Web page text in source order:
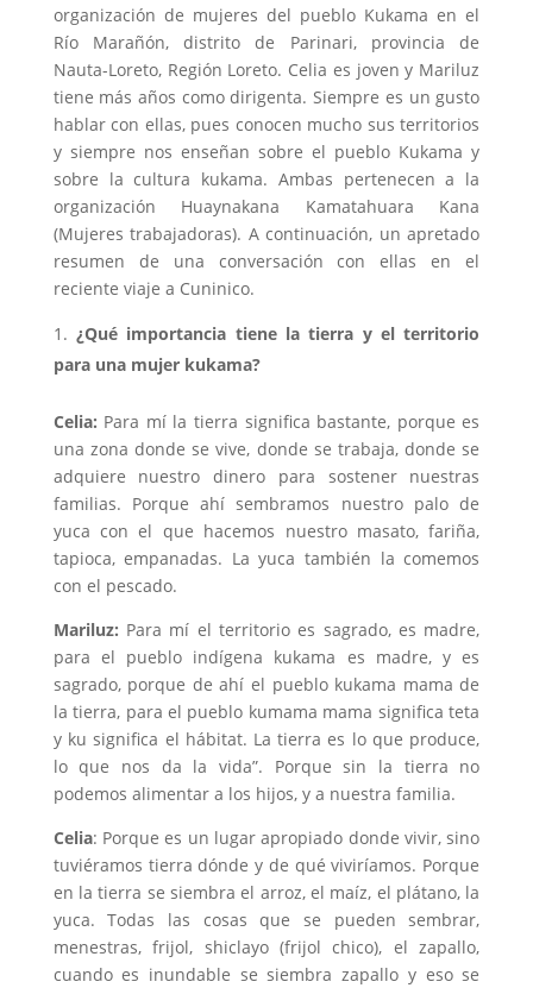
organización de mujeres del pueblo Kukama en el
Río Marañón, distrito de Parinari, provincia de
Nauta-Loreto, Región Loreto. Celia es joven y Mariluz
tiene más años como dirigenta. Siempre es un gusto
hablar con ellas, pues conocen mucho sus territorios
y siempre nos enseñan sobre el pueblo Kukama y
sobre la cultura kukama. Ambas pertenecen a la
organización Huaynakana Kamatahuara Kana
(Mujeres trabajadoras). A continuación, un apretado
resumen de una conversación con ellas en el
reciente viaje a Cuninico.
¿Qué importancia tiene la tierra y el territorio
para una mujer kukama?
Celia: Para mí la tierra significa bastante, porque es
una zona donde se vive, donde se trabaja, donde se
adquiere nuestro dinero para sostener nuestras
familias. Porque ahí sembramos nuestro palo de
yuca con el que hacemos nuestro masato, fariña,
tapioca, empanadas. La yuca también la comemos
con el pescado.
Mariluz: Para mí el territorio es sagrado, es madre,
para el pueblo indígena kukama es madre, y es
sagrado, porque de ahí el pueblo kukama mama de
la tierra, para el pueblo kumama mama significa teta
y ku significa el hábitat. La tierra es lo que produce,
lo que nos da la vida”. Porque sin la tierra no
podemos alimentar a los hijos, y a nuestra familia.
Celia: Porque es un lugar apropiado donde vivir, sino
tuviéramos tierra dónde y de qué viviríamos. Porque
en la tierra se siembra el arroz, el maíz, el plátano, la
yuca. Todas las cosas que se pueden sembrar,
menestras, frijol, shiclayo (frijol chico), el zapallo,
cuando es inundable se siembra zapallo y eso se